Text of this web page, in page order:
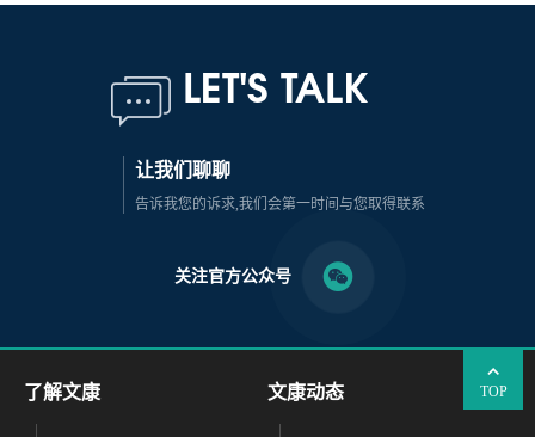
LET'S TALK
让我们聊聊
告诉我您的诉求,我们会第一时间与您取得联系
关注官方公众号
TOP
了解文康 文康动态